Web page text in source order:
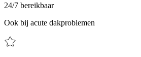
24/7 bereikbaar
Ook bij acute dakproblemen